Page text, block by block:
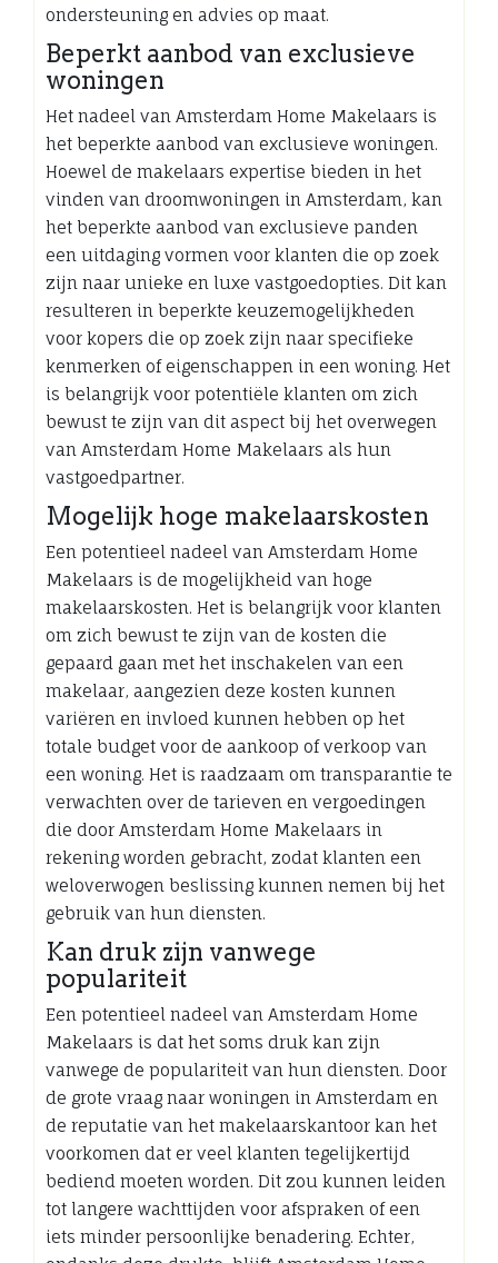
ondersteuning en advies op maat.
Beperkt aanbod van exclusieve
woningen
Het nadeel van Amsterdam Home Makelaars is
het beperkte aanbod van exclusieve woningen.
Hoewel de makelaars expertise bieden in het
vinden van droomwoningen in Amsterdam, kan
het beperkte aanbod van exclusieve panden
een uitdaging vormen voor klanten die op zoek
zijn naar unieke en luxe vastgoedopties. Dit kan
resulteren in beperkte keuzemogelijkheden
voor kopers die op zoek zijn naar specifieke
kenmerken of eigenschappen in een woning. Het
is belangrijk voor potentiële klanten om zich
bewust te zijn van dit aspect bij het overwegen
van Amsterdam Home Makelaars als hun
vastgoedpartner.
Mogelijk hoge makelaarskosten
Een potentieel nadeel van Amsterdam Home
Makelaars is de mogelijkheid van hoge
makelaarskosten. Het is belangrijk voor klanten
om zich bewust te zijn van de kosten die
gepaard gaan met het inschakelen van een
makelaar, aangezien deze kosten kunnen
variëren en invloed kunnen hebben op het
totale budget voor de aankoop of verkoop van
een woning. Het is raadzaam om transparantie te
verwachten over de tarieven en vergoedingen
die door Amsterdam Home Makelaars in
rekening worden gebracht, zodat klanten een
weloverwogen beslissing kunnen nemen bij het
gebruik van hun diensten.
Kan druk zijn vanwege
populariteit
Een potentieel nadeel van Amsterdam Home
Makelaars is dat het soms druk kan zijn
vanwege de populariteit van hun diensten. Door
de grote vraag naar woningen in Amsterdam en
de reputatie van het makelaarskantoor kan het
voorkomen dat er veel klanten tegelijkertijd
bediend moeten worden. Dit zou kunnen leiden
tot langere wachttijden voor afspraken of een
iets minder persoonlijke benadering. Echter,